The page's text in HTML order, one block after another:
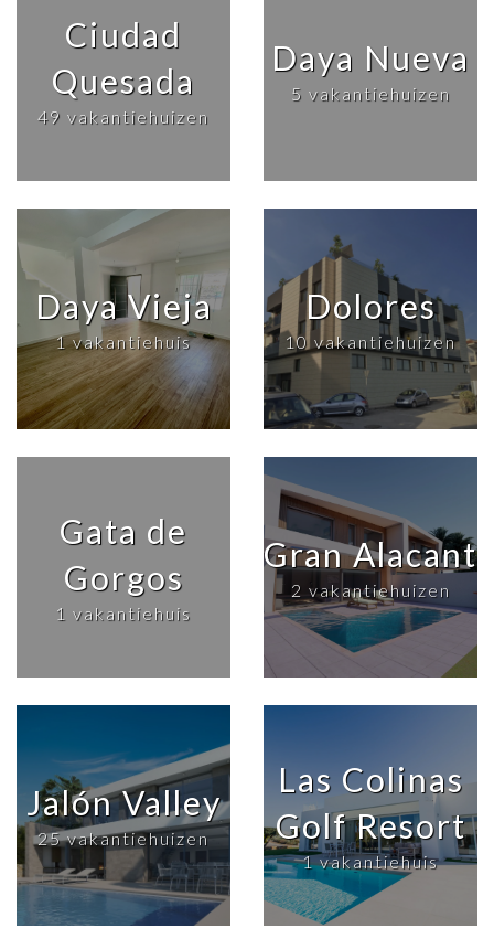
Ciudad
Quesada
49 vakantiehuizen
Daya Nueva
5 vakantiehuizen
Daya Vieja
1 vakantiehuis
Dolores
10 vakantiehuizen
Gata de
Gorgos
1 vakantiehuis
Gran Alacant
2 vakantiehuizen
Jalón Valley
25 vakantiehuizen
Las Colinas
Golf Resort
1 vakantiehuis